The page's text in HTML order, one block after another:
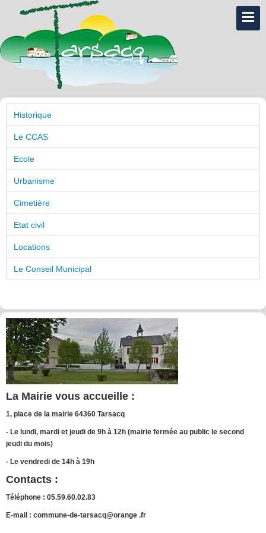
Historique
Le CCAS
Ecole
Urbanisme
Cimetière
Etat civil
Locations
Le Conseil Municipal
La Mairie vous accueille :
1, place de la mairie 64360 Tarsacq
- Le lundi, mardi et jeudi de 9h à 12h (mairie fermée au public le second
jeudi du mois)
- Le vendredi de 14h à 19h
Contacts :
Téléphone : 05.59.60.02.83
E-mail : commune-de-tarsacq@orange .fr